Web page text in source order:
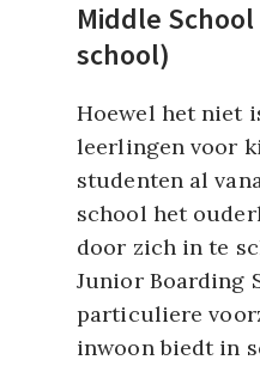
Middle
school)
Hoewel het niet
leerlingen voor
studenten al
school het
door zich in te
Junior Boarding
particuliere
inwoon biedt in